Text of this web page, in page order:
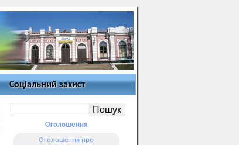
Соціальний захист
Оголошення
Оголошення про